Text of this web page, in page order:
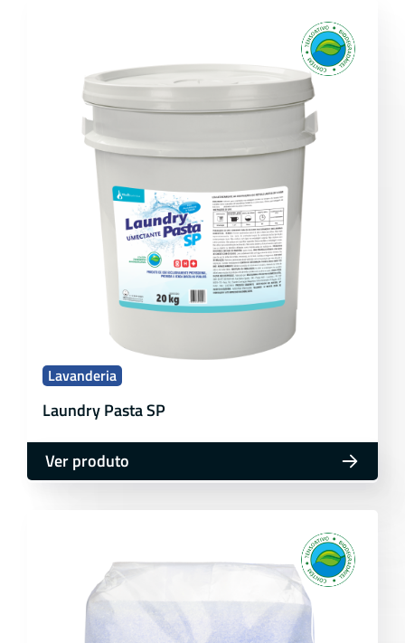
Lavanderia
Laundry Pasta SP
Ver produto